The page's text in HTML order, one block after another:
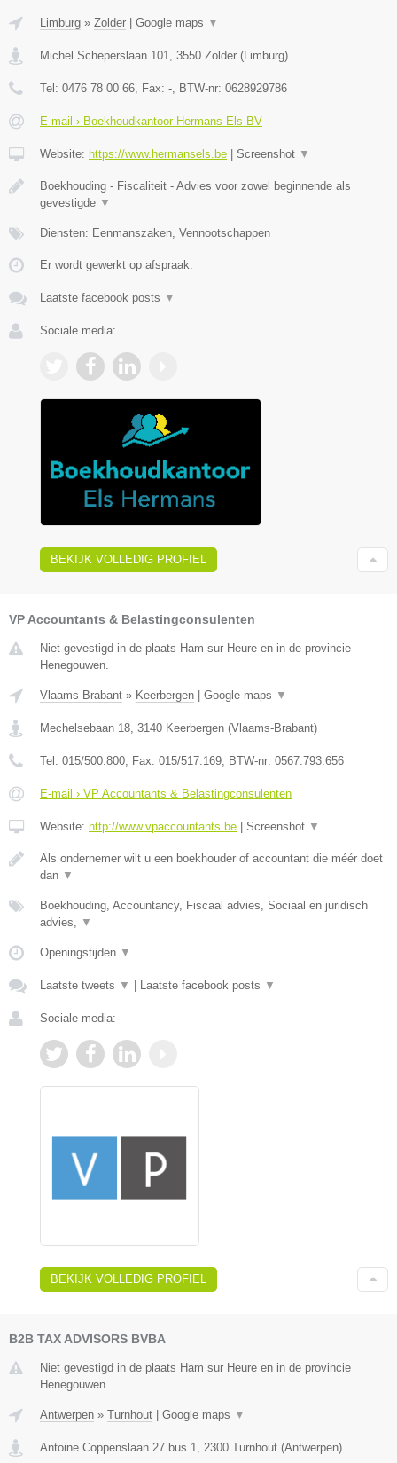
Limburg » Zolder Google maps ▼
Michel Scheperslaan 101, 3550 Zolder (Limburg)
Tel: 0476 78 00 66, Fax: -, BTW-nr: 0628929786
E-mail › Boekhoudkantoor Hermans Els BV
Website: https://www.hermansels.be Screenshot ▼
Boekhouding - Fiscaliteit - Advies voor zowel beginnende als
gevestigde ▼
Diensten: Eenmanszaken, Vennootschappen
Er wordt gewerkt op afspraak.
Laatste facebook posts ▼
Sociale media:
BEKIJK VOLLEDIG PROFIEL
VP Accountants & Belastingconsulenten
Niet gevestigd in de plaats Ham sur Heure en in de provincie
Henegouwen.
Vlaams-Brabant » Keerbergen Google maps ▼
Mechelsebaan 18, 3140 Keerbergen (Vlaams-Brabant)
Tel: 015/500.800, Fax: 015/517.169, BTW-nr: 0567.793.656
E-mail › VP Accountants & Belastingconsulenten
Website: http://www.vpaccountants.be Screenshot ▼
Als ondernemer wilt u een boekhouder of accountant die méér doet
dan ▼
Boekhouding, Accountancy, Fiscaal advies, Sociaal en juridisch
advies, ▼
Openingstijden ▼
Laatste tweets ▼ Laatste facebook posts ▼
Sociale media:
BEKIJK VOLLEDIG PROFIEL
B2B TAX ADVISORS BVBA
Niet gevestigd in de plaats Ham sur Heure en in de provincie
Henegouwen.
Antwerpen » Turnhout Google maps ▼
Antoine Coppenslaan 27 bus 1, 2300 Turnhout (Antwerpen)